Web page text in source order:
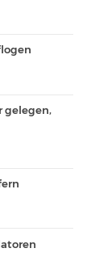
gelegen,